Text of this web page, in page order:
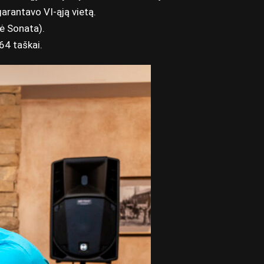
VI-ąją vietą.
Sonata).
taškai.